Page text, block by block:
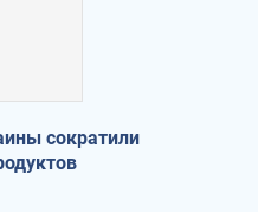
сократили